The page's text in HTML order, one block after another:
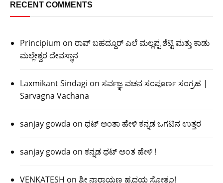
RECENT COMMENTS
Principium on ರಾವ್ ಬಹದ್ದೂರ್ ಎಲೆ ಮಲ್ಲಪ್ಪ ಶೆಟ್ಟಿ ಮತ್ತು ಕಾಡು
ಮಲ್ಲೇಶ್ವರ ದೇವಸ್ಥಾನ
Laxmikant Sindagi on ಸರ್ವಜ್ಞ ವಚನ ಸಂಪೂರ್ಣ ಸಂಗ್ರಹ |
Sarvagna Vachana
sanjay gowda on ಥಟ್ ಅಂತಾ ಹೇಳಿ ಕನ್ನಡ ಒಗಟಿನ ಉತ್ತರ
sanjay gowda on ಕನ್ನಡ ಥಟ್ ಅಂತ ಹೇಳಿ !
VENKATESH on ಶ್ರೀ ನಾರಾಯಣ ಹೃದಯ ಸ್ತೋತ್ರಂ!